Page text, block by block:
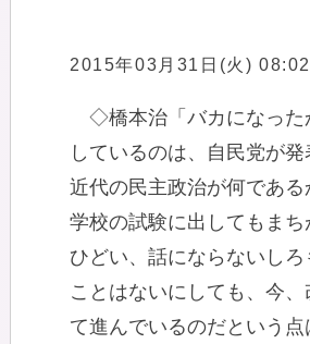
2015年03月31日(火)
◇橋本治「バカになった
しているのは、自民党が
近代の民主政治が何であ
学校の試験に出してもま
ひどい、話にならないし
ことはないにしても、今
て進んでいるのだという